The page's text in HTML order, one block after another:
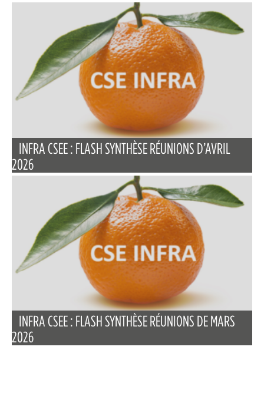
INFRA CSEE : FLASH SYNTHÈSE RÉUNIONS D’AVRIL
2026
INFRA CSEE : FLASH SYNTHÈSE RÉUNIONS DE MARS
2026